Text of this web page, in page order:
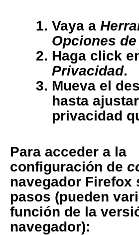
Vaya a
Opciones
Haga click
Privacidad.
Mueva el
hasta
privacidad
Para acceder a la
configuración de
navegador Firefox
pasos (pueden
función de la
navegador):